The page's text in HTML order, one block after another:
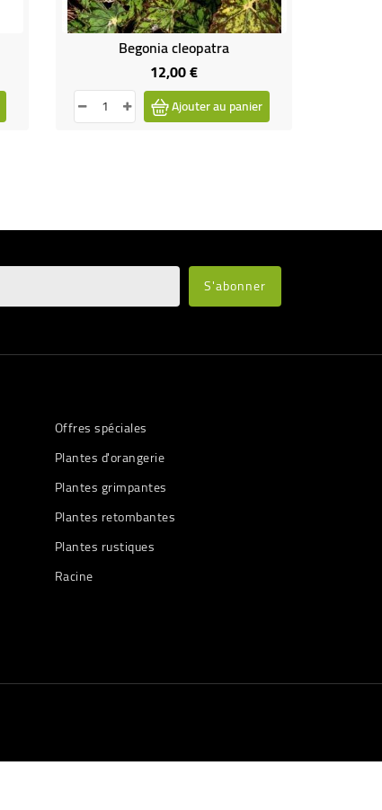
Begonia cleopatra
12,00 €Prix
Ajouter au panier
Offres spéciales
Plantes d'orangerie
Plantes grimpantes
Plantes retombantes
Plantes rustiques
Racine